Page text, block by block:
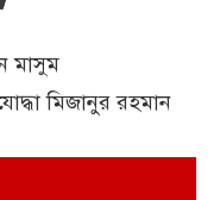
মাসুম
মিজানুর রহমান